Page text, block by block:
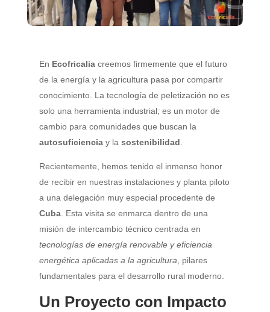
En Ecofricalia creemos firmemente que el futuro
de la energía y la agricultura pasa por compartir
conocimiento. La tecnología de peletización no es
solo una herramienta industrial; es un motor de
cambio para comunidades que buscan la
autosuficienciay la sostenibilidad.
Recientemente, hemos tenido el inmenso honor
de recibir en nuestras instalaciones y planta piloto
a una delegación muy especial procedente de
Cuba. Esta visita se enmarca dentro de una
misión de intercambio técnico centrada en
tecnologías de energía renovable y eficiencia
energética aplicadas a la agricultura, pilares
fundamentales para el desarrollo rural moderno.
Un Proyecto con Impacto